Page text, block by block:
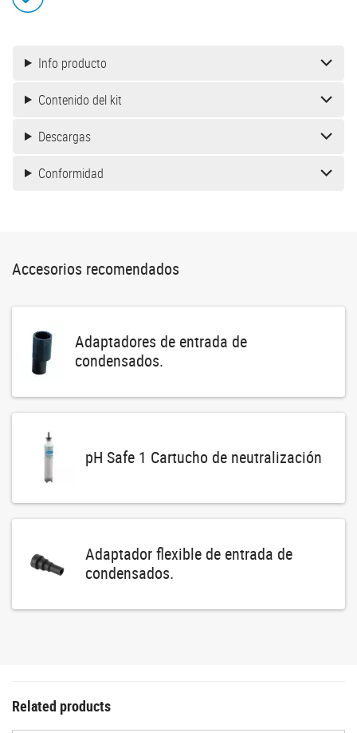
Info producto
Contenido del kit
Descargas
Conformidad
Accesorios recomendados
Adaptadores de entrada de
condensados.
pH Safe 1 Cartucho de neutralización
Adaptador flexible de entrada de
condensados.
Related products